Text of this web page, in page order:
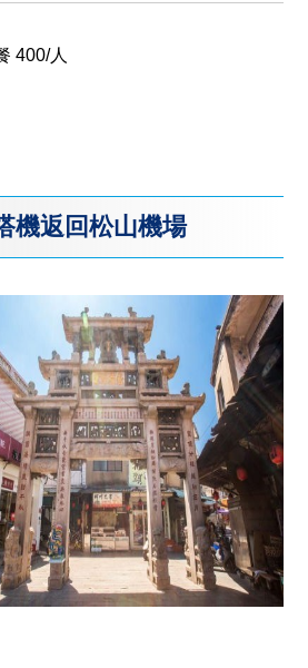
400/人
機返回松山機場